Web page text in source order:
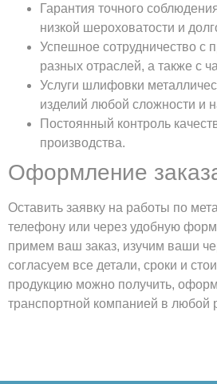
Гарантия точного
низкой шероховатости и
Успешное сотрудничество с
разных отраслей, а также с
Услуги шлифовки
изделий любой сложности и
Постоянный контроль
производства.
Оформление
Оставить заявку на работы по
телефону или через удобную
примем ваш заказ, изучим ваши
согласуем все детали, сроки и
продукцию можно получить,
транспортной компанией в любой